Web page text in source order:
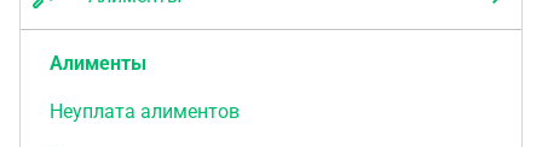
Алименты
Неуплата алиментов